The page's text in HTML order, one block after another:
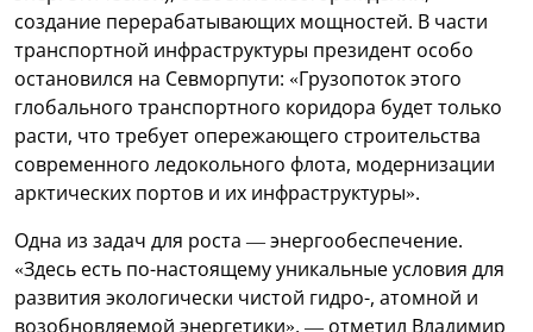
создание перерабатывающих мощностей. В части
транспортной инфраструктуры президент особо
остановился на Севморпути: «Грузопоток этого
глобального транспортного коридора будет только
расти, что требует опережающего строительства
современного ледокольного флота, модернизации
арктических портов и их инфраструктуры».
Одна из задач для роста — энергообеспечение.
«Здесь есть по-настоящему уникальные условия для
развития экологически чистой гидро-, атомной и
возобновляемой энергетики», — отметил Владимир